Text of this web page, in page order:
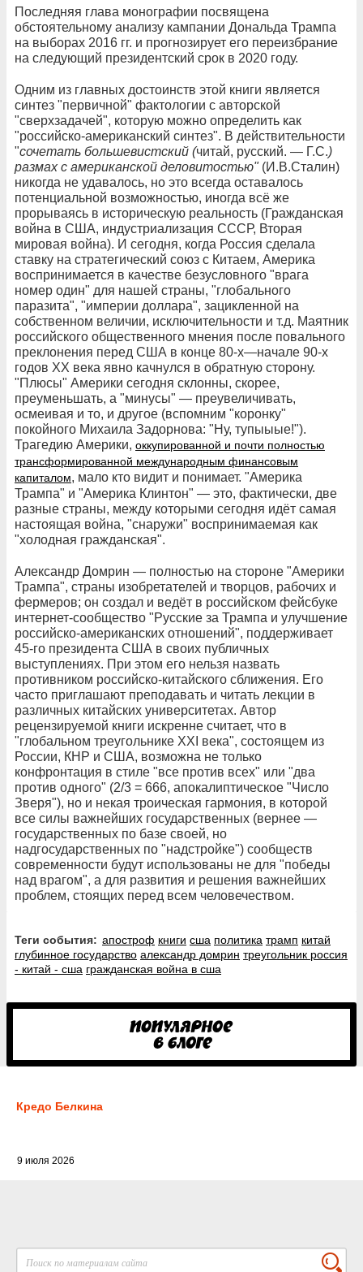
Последняя глава монографии посвящена
обстоятельному анализу кампании Дональда Трампа
на выборах 2016 гг. и прогнозирует его переизбрание
на следующий президентский срок в 2020 году.
Одним из главных достоинств этой книги является
синтез "первичной" фактологии с авторской
"сверхзадачей", которую можно определить как
"российско-американский синтез". В действительности
"сочетать большевистский (читай, русский. — Г.С.)
размах с американской деловитостью"(И.В.Сталин)
никогда не удавалось, но это всегда оставалось
потенциальной возможностью, иногда всё же
прорываясь в историческую реальность (Гражданская
война в США, индустриализация СССР, Вторая
мировая война). И сегодня, когда Россия сделала
ставку на стратегический союз с Китаем, Америка
воспринимается в качестве безусловного "врага
номер один" для нашей страны, "глобального
паразита", "империи доллара", зацикленной на
собственном величии, исключительности и т.д. Маятник
российского общественного мнения после повального
преклонения перед США в конце 80-х—начале 90-х
годов ХХ века явно качнулся в обратную сторону.
"Плюсы" Америки сегодня склонны, скорее,
преуменьшать, а "минусы" — преувеличивать,
осмеивая и то, и другое (вспомним "коронку"
покойного Михаила Задорнова: "Ну, тупыыые!").
Трагедию Америки, оккупированной и почти полностью
трансформированной международным финансовым
капиталом, мало кто видит и понимает. "Америка
Трампа" и "Америка Клинтон" — это, фактически, две
разные страны, между которыми сегодня идёт самая
настоящая война, "снаружи" воспринимаемая как
"холодная гражданская".
Александр Домрин — полностью на стороне "Америки
Трампа", страны изобретателей и творцов, рабочих и
фермеров; он создал и ведёт в российском фейсбуке
интернет-сообщество "Русские за Трампа и улучшение
российско-американских отношений", поддерживает
45-го президента США в своих публичных
выступлениях. При этом его нельзя назвать
противником российско-китайского сближения. Его
часто приглашают преподавать и читать лекции в
различных китайских университетах. Автор
рецензируемой книги искренне считает, что в
"глобальном треугольнике XXI века", состоящем из
России, КНР и США, возможна не только
конфронтация в стиле "все против всех" или "два
против одного" (2/3 = 666, апокалиптическое "Число
Зверя"), но и некая троическая гармония, в которой
все силы важнейших государственных (вернее —
государственных по базе своей, но
надгосударственных по "надстройке") сообществ
современности будут использованы не для "победы
над врагом", а для развития и решения важнейших
проблем, стоящих перед всем человечеством.
Теги события: апостроф книги сша политика трамп китай
глубинное государство александр домрин треугольник россия
- китай - сша гражданская война в сша
Кредо Белкина
9 июля 2026